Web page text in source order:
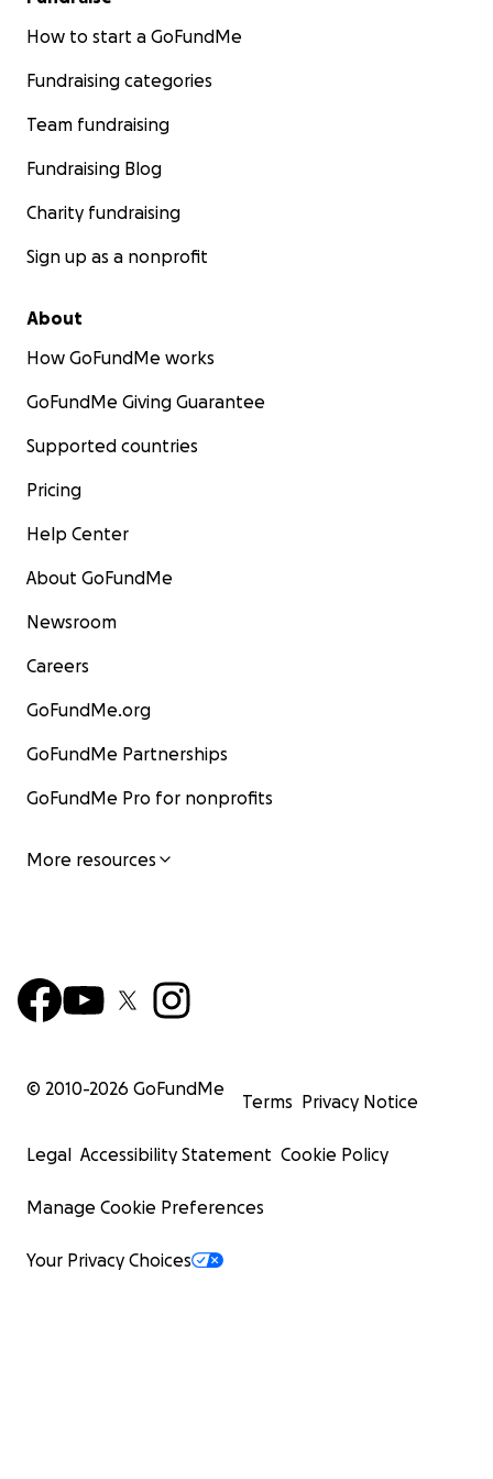
How to start a GoFundMe
Fundraising categories
Team fundraising
Fundraising Blog
Charity fundraising
Sign up as a nonprofit
About
How GoFundMe works
GoFundMe Giving Guarantee
Supported countries
Pricing
Help Center
About GoFundMe
Newsroom
Careers
GoFundMe.org
GoFundMe Partnerships
GoFundMe Pro for nonprofits
More resources
© 2010-2026 GoFundMe
Terms Privacy Notice
Legal Accessibility Statement Cookie Policy
Manage Cookie Preferences
Your Privacy Choices